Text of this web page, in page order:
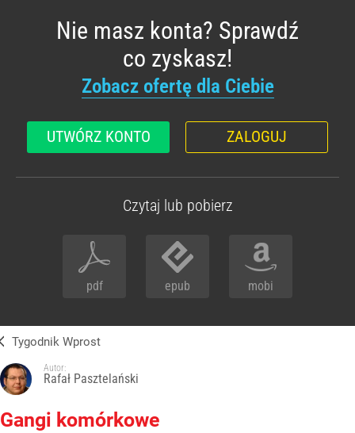
Nie masz konta? Sprawdź
co zyskasz!
Zobacz ofertę dla Ciebie
UTWÓRZ KONTO ZALOGUJ
Czytaj lub pobierz
pdf epub mobi
Tygodnik Wprost
Autor:
Rafał Pasztelański
Gangi komórkowe